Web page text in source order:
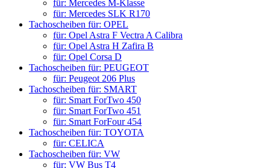
für: Mercedes M-Klasse
für: Mercedes SLK R170
Tachoscheiben für: OPEL
für: Opel Astra F Vectra A Calibra
für: Opel Astra H Zafira B
für: Opel Corsa D
Tachoscheiben für: PEUGEOT
für: Peugeot 206 Plus
Tachoscheiben für: SMART
für: Smart ForTwo 450
für: Smart ForTwo 451
für: Smart ForFour 454
Tachoscheiben für: TOYOTA
für: CELICA
Tachoscheiben für: VW
für: VW Bus T4